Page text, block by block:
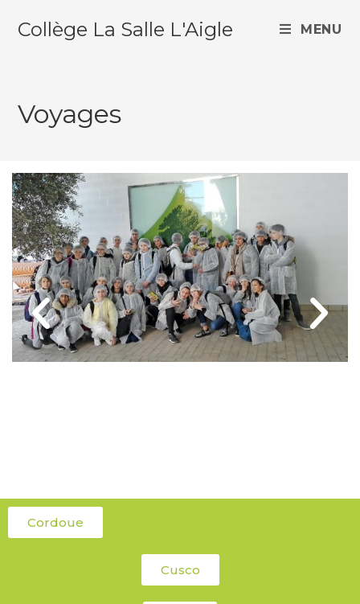
Collège La Salle L'Aigle MENU
Voyages
Cordoue
Cusco